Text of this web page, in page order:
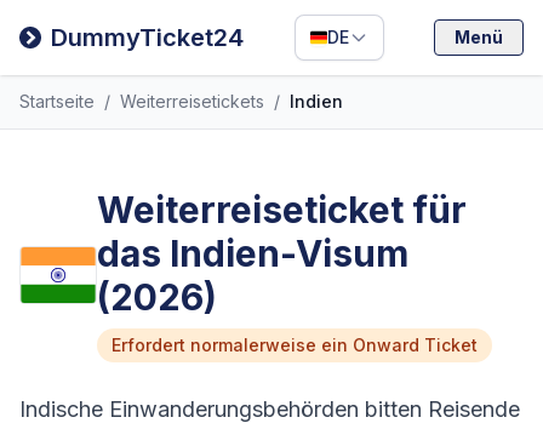
DummyTicket24 DE
Filipino
Deutsch
Español
Menü
Startseite / Weiterreisetickets / Indien
Weiterreiseticket für
das Indien-Visum
(2026)
Erfordert normalerweise ein Onward Ticket
Indische Einwanderungsbehörden bitten Reisende